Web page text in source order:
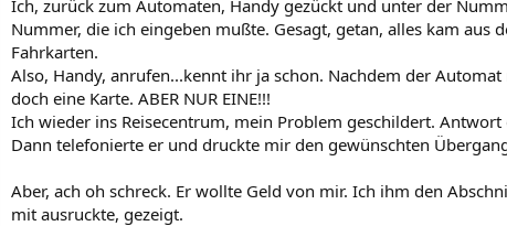
Ich, zurück zum Automaten, Handy gezückt und unter der
Nummer, die ich eingeben mußte. Gesagt, getan, alles kam aus
Fahrkarten.
Also, Handy, anrufen...kennt ihr ja schon. Nachdem der
doch eine Karte. ABER NUR EINE!!!
Ich wieder ins Reisecentrum, mein Problem geschildert.
Dann telefonierte er und druckte mir den gewünschten
Aber, ach oh schreck. Er wollte Geld von mir. Ich ihm den
mit ausruckte, gezeigt.